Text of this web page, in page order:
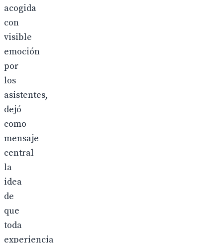
acogida
con
visible
emoción
por
los
asistentes,
dejó
como
mensaje
central
la
idea
de
que
toda
experiencia